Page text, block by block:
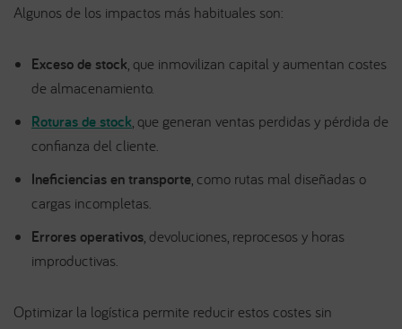
Algunos de los impactos más habituales son:
Exceso de stock, que inmovilizan capital y aumentan costes
de almacenamiento.
Roturas de stock, que generan ventas perdidas y pérdida de
confianza del cliente.
Ineficiencias en transporte, como rutas mal diseñadas o
cargas incompletas.
Errores operativos, devoluciones, reprocesos y horas
improductivas.
Optimizar la logística permite reducir estos costes sin